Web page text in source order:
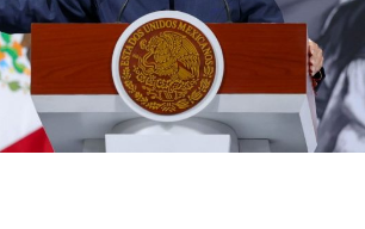
con un valor superior a los 70
y las cuatro encontradas
más de 200 millones de pesos.
oficiales demuestran que el 30 de
de San Luis Potosí un inmueble de